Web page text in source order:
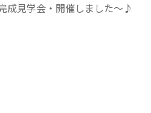
成見学会・開催しました～♪